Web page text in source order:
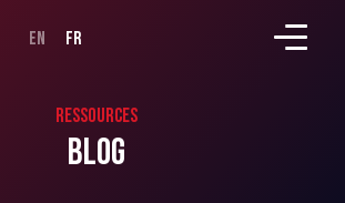
en fr
Ressources
Blog